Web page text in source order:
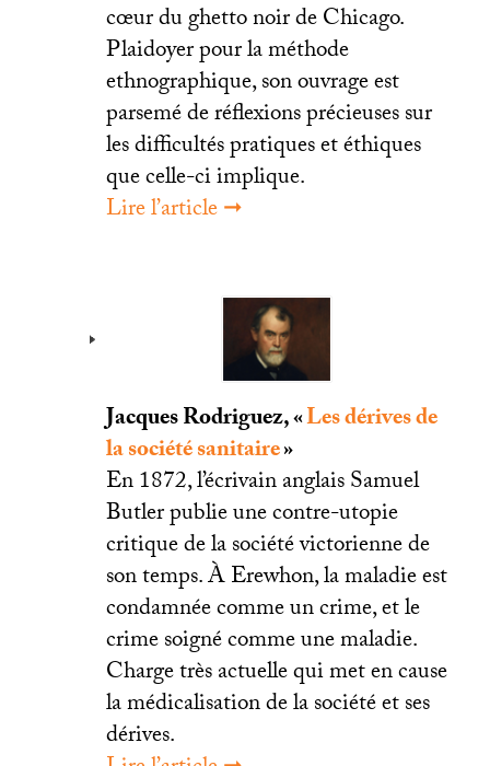
cœur du ghetto noir de Chicago.
Plaidoyer pour la méthode
ethnographique, son ouvrage est
parsemé de réflexions précieuses sur
les difficultés pratiques et éthiques
que celle-ci implique.
Lire l’article ➞
Jacques Rodriguez, «Les dérives de
la société sanitaire»
En 1872, l’écrivain anglais Samuel
Butler publie une contre-utopie
critique de la société victorienne de
son temps. À Erewhon, la maladie est
condamnée comme un crime, et le
crime soigné comme une maladie.
Charge très actuelle qui met en cause
la médicalisation de la société et ses
dérives.